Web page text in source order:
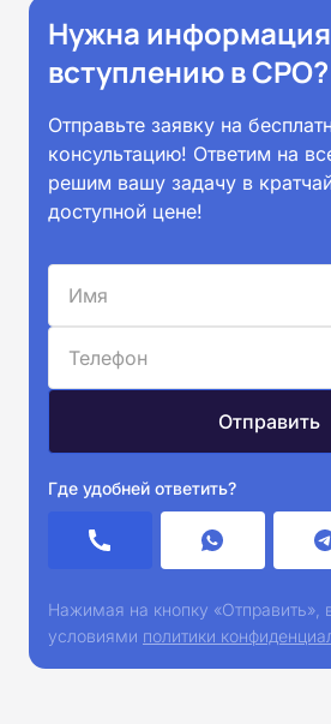
Нужна
вступлению в СРО?
Отправьте заявку на
консультацию! Ответим на
решим вашу задачу в
доступной цене!
Где удобней ответить?
Нажимая на кнопку «Отправить»,
условиями политики